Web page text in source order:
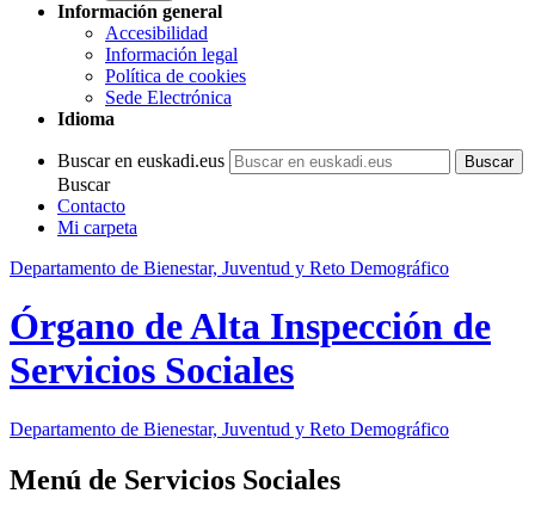
Información general
Accesibilidad
Información legal
Política de cookies
Sede Electrónica
Idioma
Buscar en euskadi.eus
Buscar
Contacto
Mi carpeta
Departamento de Bienestar, Juventud y Reto Demográfico
Órgano de Alta Inspección de
Servicios Sociales
Departamento de Bienestar, Juventud y Reto Demográfico
Menú de Servicios Sociales